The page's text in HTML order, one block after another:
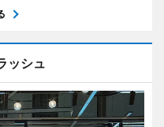
ッシュ